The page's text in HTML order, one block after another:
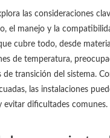
las consideraciones
el manejo y la
cubre todo, desde
de temperatura,
de transición del sistema.
las instalaciones
evitar dificultades comunes.